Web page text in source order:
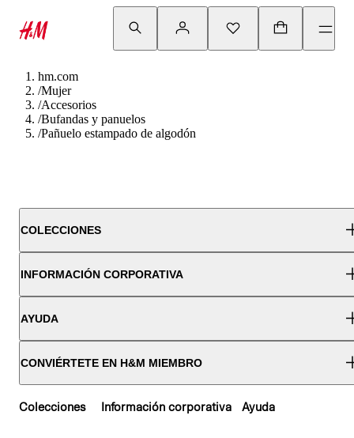
hm.com
/Mujer
/Accesorios
/Bufandas y panuelos
/Pañuelo estampado de algodón
COLECCIONES
INFORMACIÓN CORPORATIVA
AYUDA
CONVIÉRTETE EN H&M MIEMBRO
Colecciones Información corporativa Ayuda